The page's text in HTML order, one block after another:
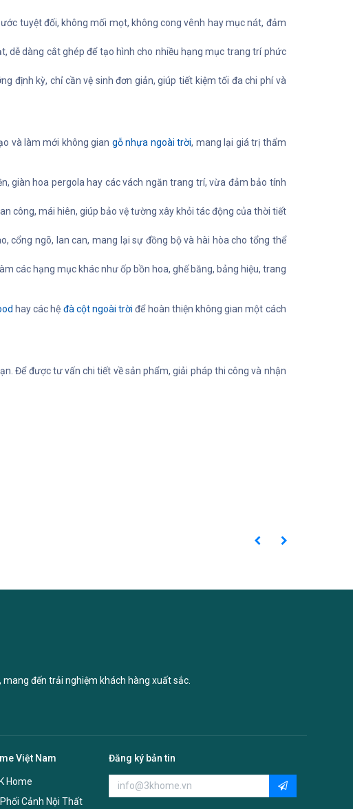
tuyệt đối, không mối mọt, không cong vênh hay mục nát, đảm
dễ dàng cắt ghép để tạo hình cho nhiều hạng mục trang trí phức
định kỳ, chỉ cần vệ sinh đơn giản, giúp tiết kiệm tối đa chi phí và
và làm mới không gian gỗ nhựa ngoài trời, mang lại giá trị thẩm
giàn hoa pergola hay các vách ngăn trang trí, vừa đảm bảo tính
công, mái hiên, giúp bảo vệ tường xây khỏi tác động của thời tiết
cổng ngõ, lan can, mang lại sự đồng bộ và hài hòa cho tổng thể
các hạng mục khác như ốp bồn hoa, ghế băng, bảng hiệu, trang
hay các hệ đà cột ngoài trời để hoàn thiện không gian một cách
Để được tư vấn chi tiết về sản phẩm, giải pháp thi công và nhận
đến trải nghiệm khách hàng xuất sắc.
Việt Nam
Home
Cảnh Nội Thất
Đăng ký bản tin